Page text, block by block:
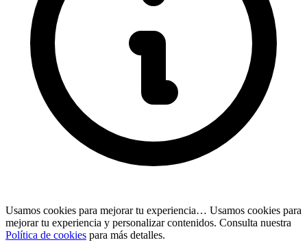
Usamos cookies para mejorar tu experiencia… Usamos cookies para
mejorar tu experiencia y personalizar contenidos. Consulta nuestra
Política de cookies para más detalles.